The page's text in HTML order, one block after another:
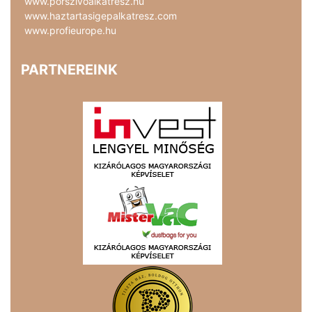
www.haztartasigepalkatresz.com
www.profieurope.hu
PARTNEREINK